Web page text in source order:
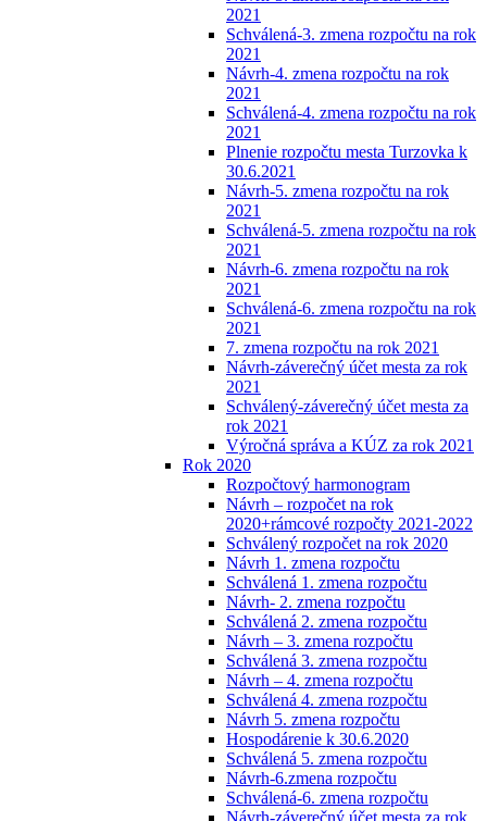
2021
Schválená-3. zmena rozpočtu na rok
2021
Návrh-4. zmena rozpočtu na rok
2021
Schválená-4. zmena rozpočtu na rok
2021
Plnenie rozpočtu mesta Turzovka k
30.6.2021
Návrh-5. zmena rozpočtu na rok
2021
Schválená-5. zmena rozpočtu na rok
2021
Návrh-6. zmena rozpočtu na rok
2021
Schválená-6. zmena rozpočtu na rok
2021
7. zmena rozpočtu na rok 2021
Návrh-záverečný účet mesta za rok
2021
Schválený-záverečný účet mesta za
rok 2021
Výročná správa a KÚZ za rok 2021
Rok 2020
Rozpočtový harmonogram
Návrh – rozpočet na rok
2020+rámcové rozpočty 2021-2022
Schválený rozpočet na rok 2020
Návrh 1. zmena rozpočtu
Schválená 1. zmena rozpočtu
Návrh- 2. zmena rozpočtu
Schválená 2. zmena rozpočtu
Návrh – 3. zmena rozpočtu
Schválená 3. zmena rozpočtu
Návrh – 4. zmena rozpočtu
Schválená 4. zmena rozpočtu
Návrh 5. zmena rozpočtu
Hospodárenie k 30.6.2020
Schválená 5. zmena rozpočtu
Návrh-6.zmena rozpočtu
Schválená-6. zmena rozpočtu
Návrh-záverečný účet mesta za rok